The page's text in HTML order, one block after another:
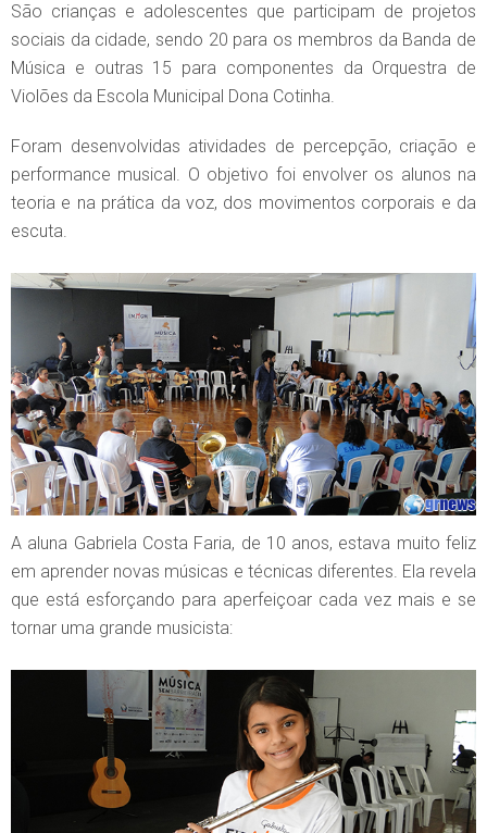
São crianças e adolescentes que participam de projetos
sociais da cidade, sendo 20 para os membros da Banda de
Música e outras 15 para componentes da Orquestra de
Violões da Escola Municipal Dona Cotinha.
Foram desenvolvidas atividades de percepção, criação e
performance musical. O objetivo foi envolver os alunos na
teoria e na prática da voz, dos movimentos corporais e da
escuta.
A aluna Gabriela Costa Faria, de 10 anos, estava muito feliz
em aprender novas músicas e técnicas diferentes. Ela revela
que está esforçando para aperfeiçoar cada vez mais e se
tornar uma grande musicista: